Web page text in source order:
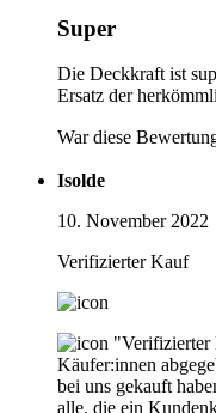
Super
Die Deckkraft ist
Ersatz der
War diese
Isolde
10. November 2022
Verifizierter Kauf
"Verifizierter
Käufer:innen
bei uns gekauft
alle, die ein